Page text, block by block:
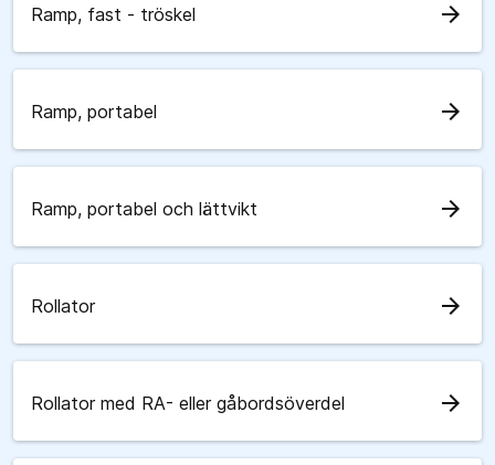
Ramp, fast - tröskel arrow_forward
Ramp, portabel arrow_forward
Ramp, portabel och lättvikt arrow_forward
Rollator arrow_forward
Rollator med RA- eller gåbordsöverdel arrow_forward